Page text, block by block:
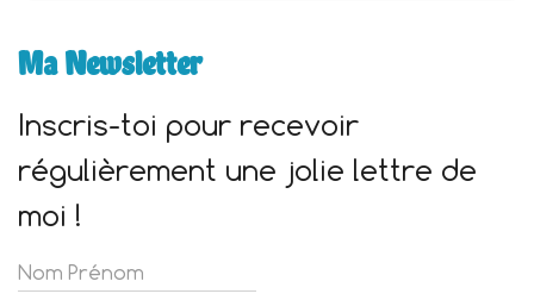
Ma Newsletter
Inscris-toi pour recevoir
régulièrement une jolie lettre de
moi !